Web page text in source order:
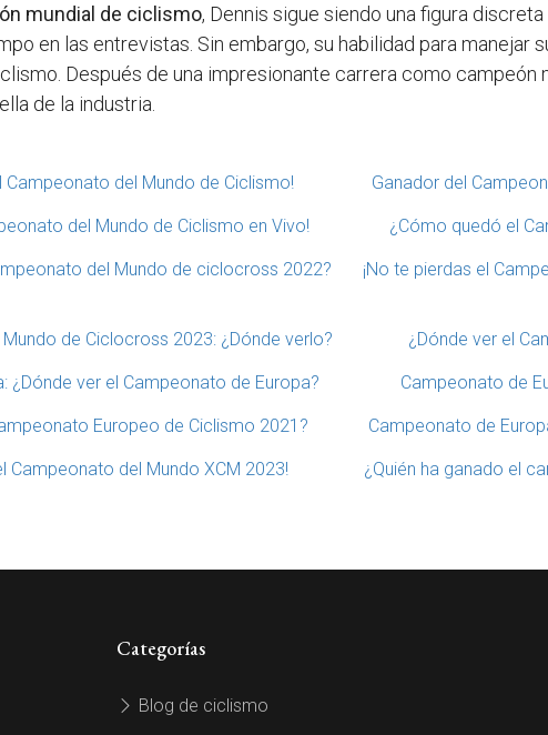
mundial de ciclismo, Dennis sigue siendo una figura
en las entrevistas. Sin embargo, su habilidad para manejar
Después de una impresionante carrera como campeón
de la industria.
Campeonato del Mundo de Ciclismo! Ganador del
del Mundo de Ciclismo en Vivo! ¿Cómo quedó el
del Mundo de ciclocross 2022? ¡No te pierdas el
de Ciclocross 2023: ¿Dónde verlo? ¿Dónde ver el
¿Dónde ver el Campeonato de Europa? Campeonato de
Europeo de Ciclismo 2021? Campeonato de
Campeonato del Mundo XCM 2023! ¿Quién ha ganado el
Categorías
Blog de ciclismo